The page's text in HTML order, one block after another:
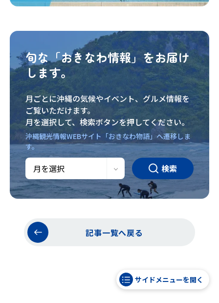
旬な「おきなわ情報」をお届け
します。
月ごとに沖縄の気候やイベント、グルメ情報を
ご覧いただけます。
月を選択して、検索ボタンを押してください。
沖縄観光情報WEBサイト「おきなわ物語」へ遷移しま
す。
検索
記事一覧へ戻る
サイドメニューを開く